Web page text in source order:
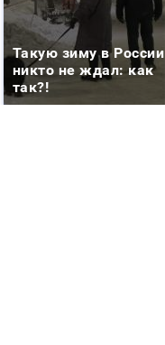
Такую зиму в России
никто не ждал: как
так?!